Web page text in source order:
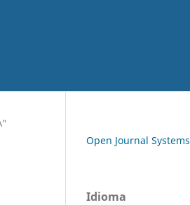
Open Journal Systems
Idioma